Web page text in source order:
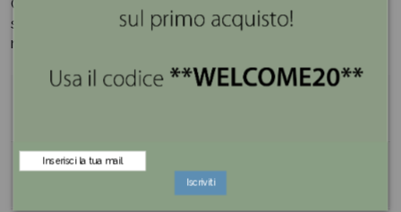
Questo grande albero di Natale è un'opera d'arte
scintillante che cattura la luce e crea un'atmosfera
magica nella tua casa.
Reviews (0)
Iscriviti